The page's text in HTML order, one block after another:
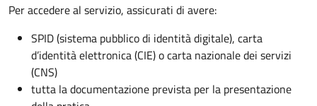
Per accedere al servizio, assicurati di avere:
SPID (sistema pubblico di identità digitale), carta
d’identità elettronica (CIE) o carta nazionale dei servizi
(CNS)
tutta la documentazione prevista per la presentazione